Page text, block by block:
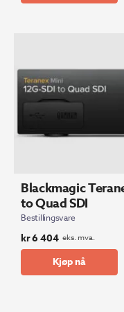
Blackmagic
to Quad SDI
Bestillingsvare
kr6 404 eks. mva.
Kjøp nå